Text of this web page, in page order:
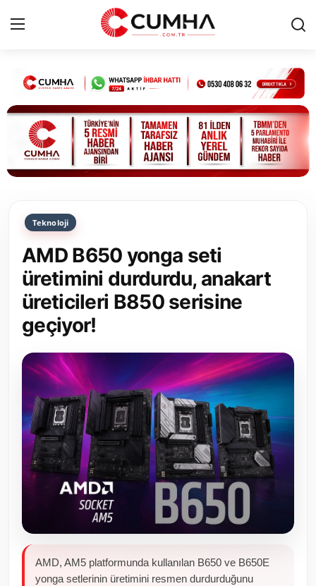
Kurumsal
Cumhurbaşkanlığı
Bakanlıklar
Siyasi Partiler
Yerel Yönetimler
Mülki İdare
Toplum ve Yaşam
Sivil Toplum Kuruluşları
Kamu Kurumları ve Üst Kurullar
Resmi Reklamlar
Teknoloji
AMD B650 yonga seti
üretimini durdurdu, anakart
üreticileri B850 serisine
geçiyor!
AMD, AM5 platformunda kullanılan B650 ve B650E
yonga setlerinin üretimini resmen durdurduğunu